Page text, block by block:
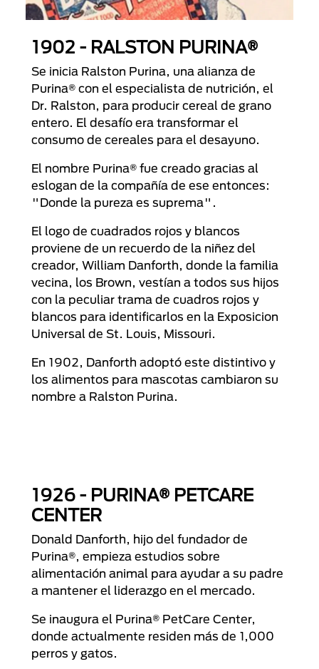
1902 - RALSTON PURINA®
Se inicia Ralston Purina, una alianza de
Purina® con el especialista de nutrición, el
Dr. Ralston, para producir cereal de grano
entero. El desafío era transformar el
consumo de cereales para el desayuno.
El nombre Purina® fue creado gracias al
eslogan de la compañía de ese entonces:
"Donde la pureza es suprema".
El logo de cuadrados rojos y blancos
proviene de un recuerdo de la niñez del
creador, William Danforth, donde la familia
vecina, los Brown, vestían a todos sus hijos
con la peculiar trama de cuadros rojos y
blancos para identificarlos en la Exposicion
Universal de St. Louis, Missouri.
En 1902, Danforth adoptó este distintivo y
los alimentos para mascotas cambiaron su
nombre a Ralston Purina.
1926 - PURINA® PETCARE
CENTER
Donald Danforth, hijo del fundador de
Purina®, empieza estudios sobre
alimentación animal para ayudar a su padre
a mantener el liderazgo en el mercado.
Se inaugura el Purina® PetCare Center,
donde actualmente residen más de 1,000
perros y gatos.